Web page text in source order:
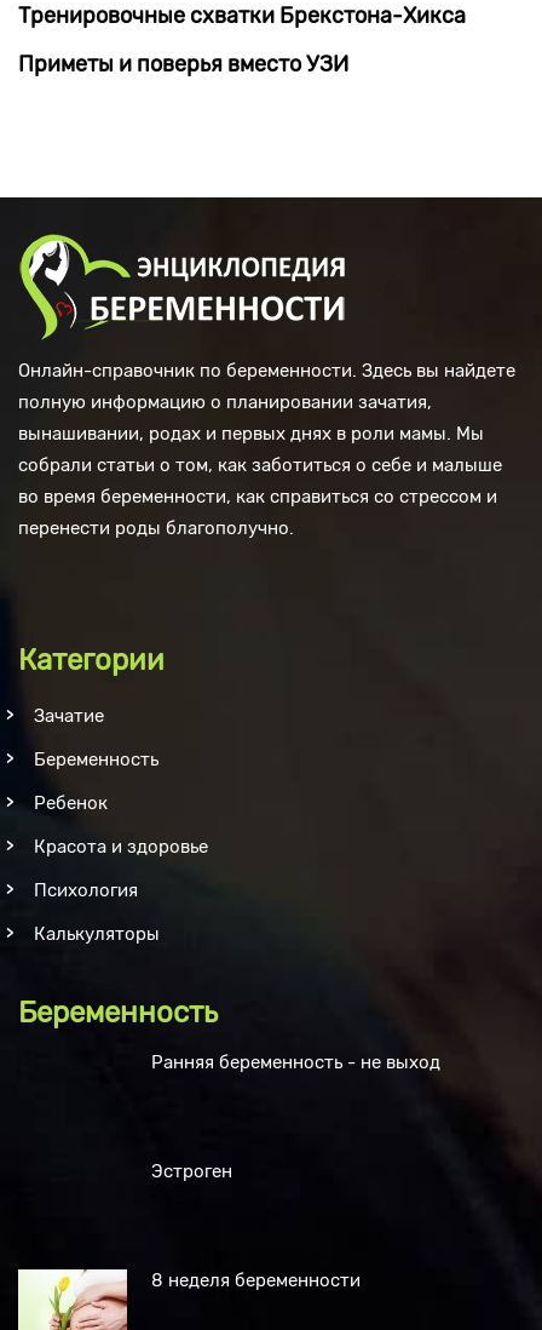
Тренировочные схватки Брекстона-Хикса
Приметы и поверья вместо УЗИ
Онлайн-справочник по беременности. Здесь вы найдете
полную информацию о планировании зачатия,
вынашивании, родах и первых днях в роли мамы. Мы
собрали статьи о том, как заботиться о себе и малыше
во время беременности, как справиться со стрессом и
перенести роды благополучно.
Категории
Зачатие
Беременность
Ребенок
Красота и здоровье
Психология
Калькуляторы
Беременность
Ранняя беременность - не выход
Эстроген
8 неделя беременности